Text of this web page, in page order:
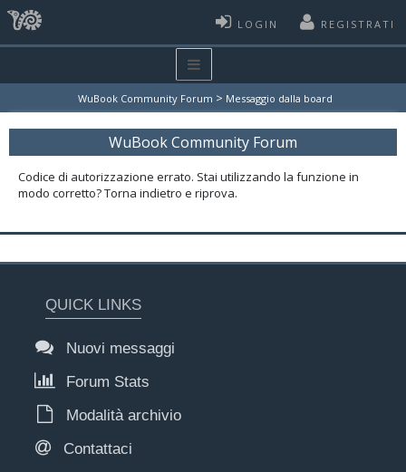
LOGIN REGISTRATI
WuBook Community Forum > Messaggio dalla board
WuBook Community Forum
Codice di autorizzazione errato. Stai utilizzando la funzione in
modo corretto? Torna indietro e riprova.
QUICK LINKS
Nuovi messaggi
Forum Stats
Modalità archivio
Contattaci